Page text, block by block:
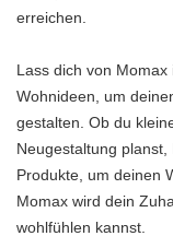
erreichen.
Lass dich von
Wohnideen, um
gestalten. Ob du
Neugestaltung
Produkte, um deinen
Momax wird dein
wohlfühlen kannst.